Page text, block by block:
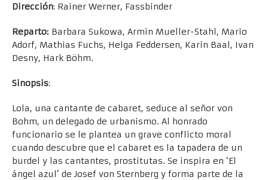
Dirección: Rainer Werner, Fassbinder
Reparto: Barbara Sukowa, Armin Mueller-Stahl, Mario
Adorf, Mathias Fuchs, Helga Feddersen, Karin Baal, Ivan
Desny, Hark Böhm.
Sinopsis:
Lola, una cantante de cabaret, seduce al señor von
Bohm, un delegado de urbanismo. Al honrado
funcionario se le plantea un grave conflicto moral
cuando descubre que el cabaret es la tapadera de un
burdel y las cantantes, prostitutas. Se inspira en ‘El
ángel azul’ de Josef von Sternberg y forma parte de la